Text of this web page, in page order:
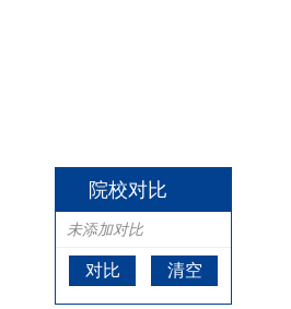
院校对比
未添加对比
对比 清空